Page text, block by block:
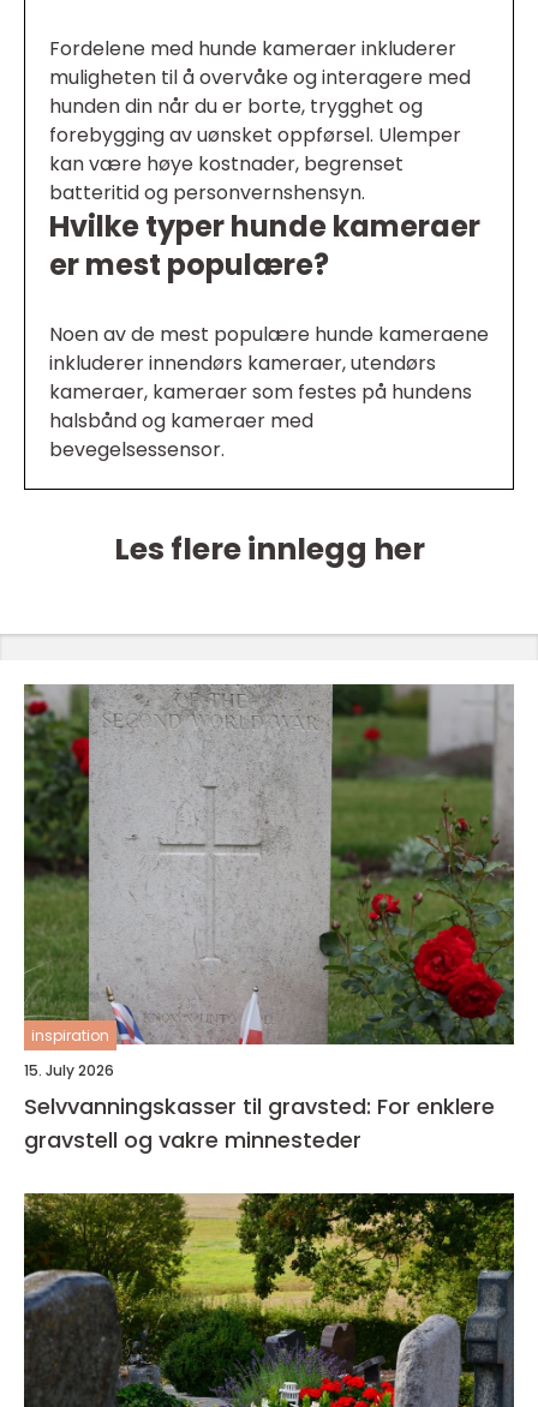
Fordelene med hunde kameraer inkluderer
muligheten til å overvåke og interagere med
hunden din når du er borte, trygghet og
forebygging av uønsket oppførsel. Ulemper
kan være høye kostnader, begrenset
batteritid og personvernshensyn.
Hvilke typer hunde kameraer
er mest populære?
Noen av de mest populære hunde kameraene
inkluderer innendørs kameraer, utendørs
kameraer, kameraer som festes på hundens
halsbånd og kameraer med
bevegelsessensor.
Les flere innlegg her
inspiration
15. July 2026
Selvvanningskasser til gravsted: For enklere
gravstell og vakre minnesteder